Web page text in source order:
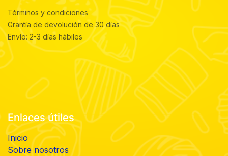
Términos y condiciones
Grantía de devolución de 30 días
Envío: 2-3 días hábiles
Enlaces útiles
Inicio
Sobre nosotros